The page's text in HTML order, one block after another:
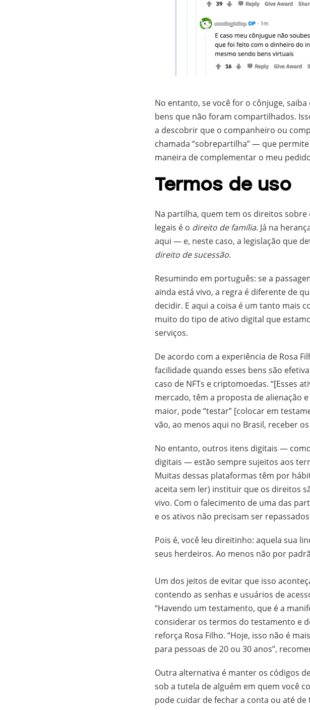
No entanto, se você for o cônjuge,
bens que não foram compartilhados.
a descobrir que o companheiro ou
chamada “sobrepartilha” — que
maneira de complementar o meu
Termos de uso
Na partilha, quem tem os direitos sobre
legais é o direito de família. Já na
aqui — e, neste caso, a legislação que
direito de sucessão.
Resumindo em português: se a
ainda está vivo, a regra é diferente de
decidir. E aqui a coisa é um tanto mais
muito do tipo de ativo digital que
serviços.
De acordo com a experiência de Rosa
facilidade quando esses bens são
caso de NFTs e criptomoedas. “[Esses
mercado, têm a proposta de alienação
maior, pode “testar” [colocar em
vão, ao menos aqui no Brasil, receber
No entanto, outros itens digitais —
digitais — estão sempre sujeitos aos
Muitas dessas plataformas têm por
aceita sem ler) instituir que os direitos
vivo. Com o falecimento de uma das
e os ativos não precisam ser
Pois é, você leu direitinho: aquela sua
seus herdeiros. Ao menos não por
Um dos jeitos de evitar que isso
contendo as senhas e usuários de
“Havendo um testamento, que é a
considerar os termos do testamento e
reforça Rosa Filho. “Hoje, isso não é
para pessoas de 20 ou 30 anos”,
Outra alternativa é manter os códigos
sob a tutela de alguém em quem você
pode cuidar de fechar a conta ou até